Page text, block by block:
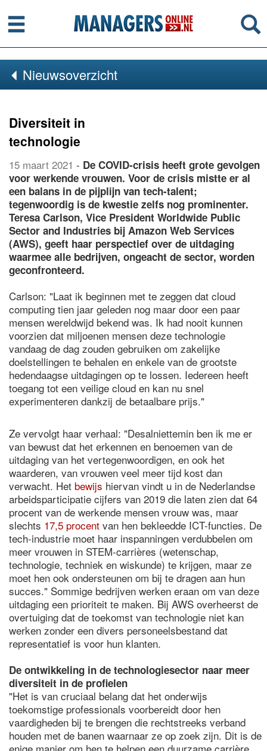
Menu
Nieuwsoverzicht
Diversiteit in
technologie
15 maart 2021 - De COVID-crisis heeft grote gevolgen
voor werkende vrouwen. Voor de crisis mistte er al
een balans in de pijplijn van tech-talent;
tegenwoordig is de kwestie zelfs nog prominenter.
Teresa Carlson, Vice President Worldwide Public
Sector and Industries bij Amazon Web Services
(AWS), geeft haar perspectief over de uitdaging
waarmee alle bedrijven, ongeacht de sector, worden
geconfronteerd.
Carlson: "Laat ik beginnen met te zeggen dat cloud
computing tien jaar geleden nog maar door een paar
mensen wereldwijd bekend was. Ik had nooit kunnen
voorzien dat miljoenen mensen deze technologie
vandaag de dag zouden gebruiken om zakelijke
doelstellingen te behalen en enkele van de grootste
hedendaagse uitdagingen op te lossen. Iedereen heeft
toegang tot een veilige cloud en kan nu snel
experimenteren dankzij de betaalbare prijs."
Ze vervolgt haar verhaal: "Desalniettemin ben ik me er
van bewust dat het erkennen en benoemen van de
uitdaging van het vertegenwoordigen, en ook het
waarderen, van vrouwen veel meer tijd kost dan
verwacht. Het bewijs hiervan vindt u in de Nederlandse
arbeidsparticipatie cijfers van 2019 die laten zien dat 64
procent van de werkende mensen vrouw was, maar
slechts 17,5 procent van hen bekleedde ICT-functies. De
tech-industrie moet haar inspanningen verdubbelen om
meer vrouwen in STEM-carrières (wetenschap,
technologie, techniek en wiskunde) te krijgen, maar ze
moet hen ook ondersteunen om bij te dragen aan hun
succes." Sommige bedrijven werken eraan om van deze
uitdaging een prioriteit te maken. Bij AWS overheerst de
overtuiging dat de toekomst van technologie niet kan
werken zonder een divers personeelsbestand dat
representatief is voor hun klanten.
De ontwikkeling in de technologiesector naar meer
diversiteit in de profielen
"Het is van cruciaal belang dat het onderwijs
toekomstige professionals voorbereidt door hen
vaardigheden bij te brengen die rechtstreeks verband
houden met de banen waarnaar ze op zoek zijn. Dit is de